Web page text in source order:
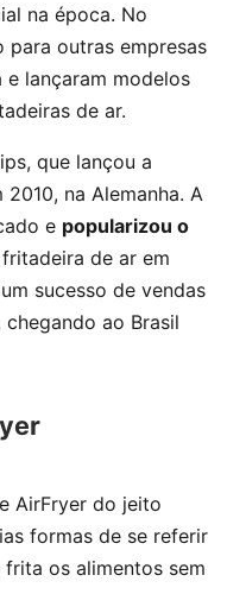
na época. No
para outras empresas
lançaram modelos
de ar.
que lançou a
na Alemanha. A
e popularizou o
de ar em
sucesso de vendas
ao Brasil
AirFryer do jeito
formas de se referir
os alimentos sem